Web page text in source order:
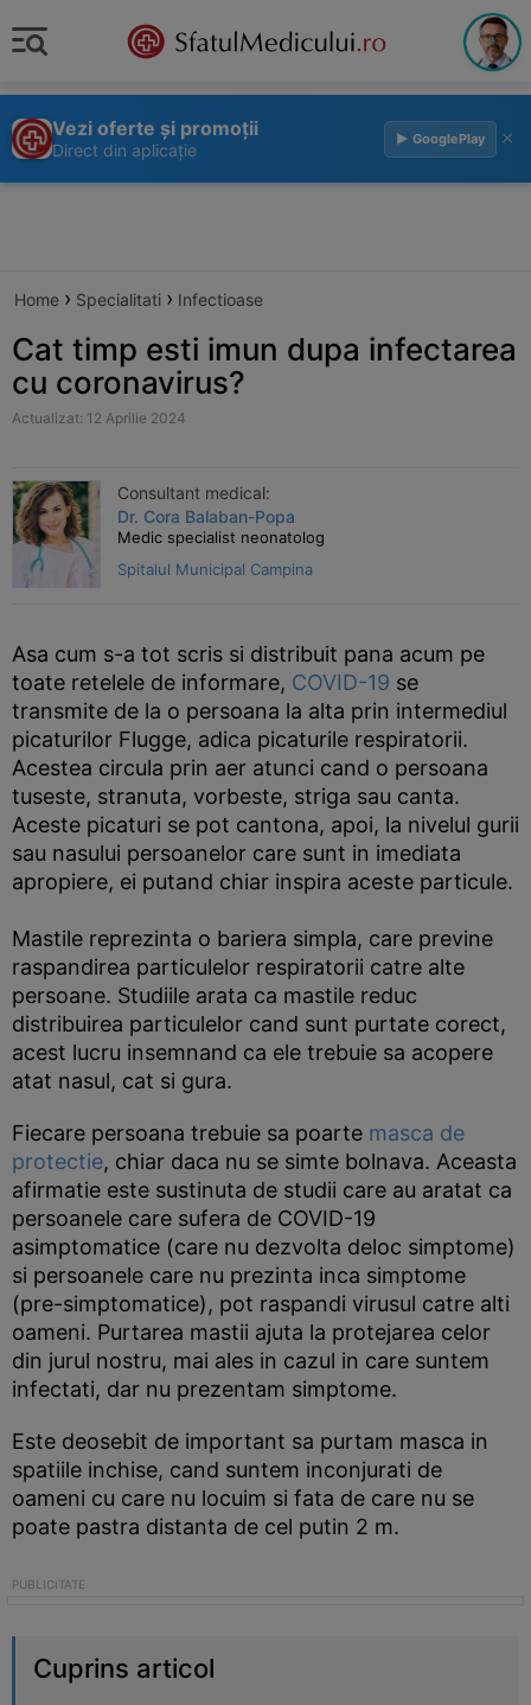
Vezi oferte și promoții
Direct din aplicație
▶ GooglePlay ×
Home › Specialitati › Infectioase
Cat timp esti imun dupa infectarea
cu coronavirus?
Actualizat: 12 Aprilie 2024
Consultant medical:
Dr. Cora Balaban-Popa
Medic specialist neonatolog
Spitalul Municipal Campina
Asa cum s-a tot scris si distribuit pana acum pe
toate retelele de informare, COVID-19 se
transmite de la o persoana la alta prin intermediul
picaturilor Flugge, adica picaturile respiratorii.
Acestea circula prin aer atunci cand o persoana
tuseste, stranuta, vorbeste, striga sau canta.
Aceste picaturi se pot cantona, apoi, la nivelul gurii
sau nasului persoanelor care sunt in imediata
apropiere, ei putand chiar inspira aceste particule.
Mastile reprezinta o bariera simpla, care previne
raspandirea particulelor respiratorii catre alte
persoane. Studiile arata ca mastile reduc
distribuirea particulelor cand sunt purtate corect,
acest lucru insemnand ca ele trebuie sa acopere
atat nasul, cat si gura.
Fiecare persoana trebuie sa poarte masca de
protectie, chiar daca nu se simte bolnava. Aceasta
afirmatie este sustinuta de studii care au aratat ca
persoanele care sufera de COVID-19
asimptomatice (care nu dezvolta deloc simptome)
si persoanele care nu prezinta inca simptome
(pre-simptomatice), pot raspandi virusul catre alti
oameni. Purtarea mastii ajuta la protejarea celor
din jurul nostru, mai ales in cazul in care suntem
infectati, dar nu prezentam simptome.
Este deosebit de important sa purtam masca in
spatiile inchise, cand suntem inconjurati de
oameni cu care nu locuim si fata de care nu se
poate pastra distanta de cel putin 2 m.
Cuprins articol